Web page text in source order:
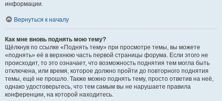
информации.
Вернуться к началу
Как мне вновь поднять мою тему?
Щёлкнув по ссылке «Поднять тему» при просмотре темы, вы можете
«поднять» её в верхнюю часть первой страницы форума. Если этого не
происходит, то это означает, что возможность поднятия тем могла быть
отключена, или время, которое должно пройти до повторного поднятия
темы, ещё не прошло. Также можно поднять тему, просто ответив на неё,
однако удостоверьтесь, что тем самым вы не нарушаете правила
конференции, на которой находитесь.